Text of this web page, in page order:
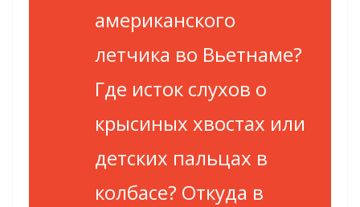
американского
летчика во Вьетнаме?
Где исток слухов о
крысиных хвостах или
детских пальцах в
колбасе? Откуда в